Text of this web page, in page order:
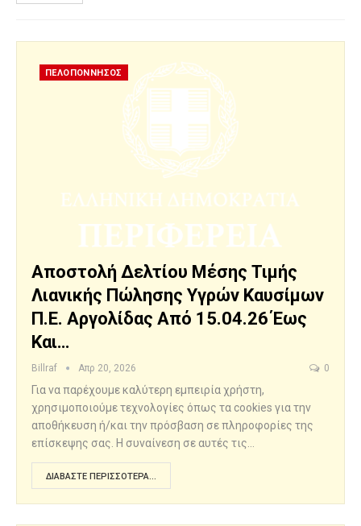
ΠΕΛΟΠΟΝΝΗΣΟΣ
Αποστολή Δελτίου Μέσης Τιμής
Λιανικής Πώλησης Υγρών Καυσίμων
Π.Ε. Αργολίδας Από 15.04.26 Έως
Και…
Billraf Απρ 20, 2026 0
Για να παρέχουμε καλύτερη εμπειρία χρήστη,
χρησιμοποιούμε τεχνολογίες όπως τα cookies για την
αποθήκευση ή/και την πρόσβαση σε πληροφορίες της
επίσκεψης σας. Η συναίνεση σε αυτές τις…
ΔΙΑΒΆΣΤΕ ΠΕΡΙΣΣΌΤΕΡΑ...